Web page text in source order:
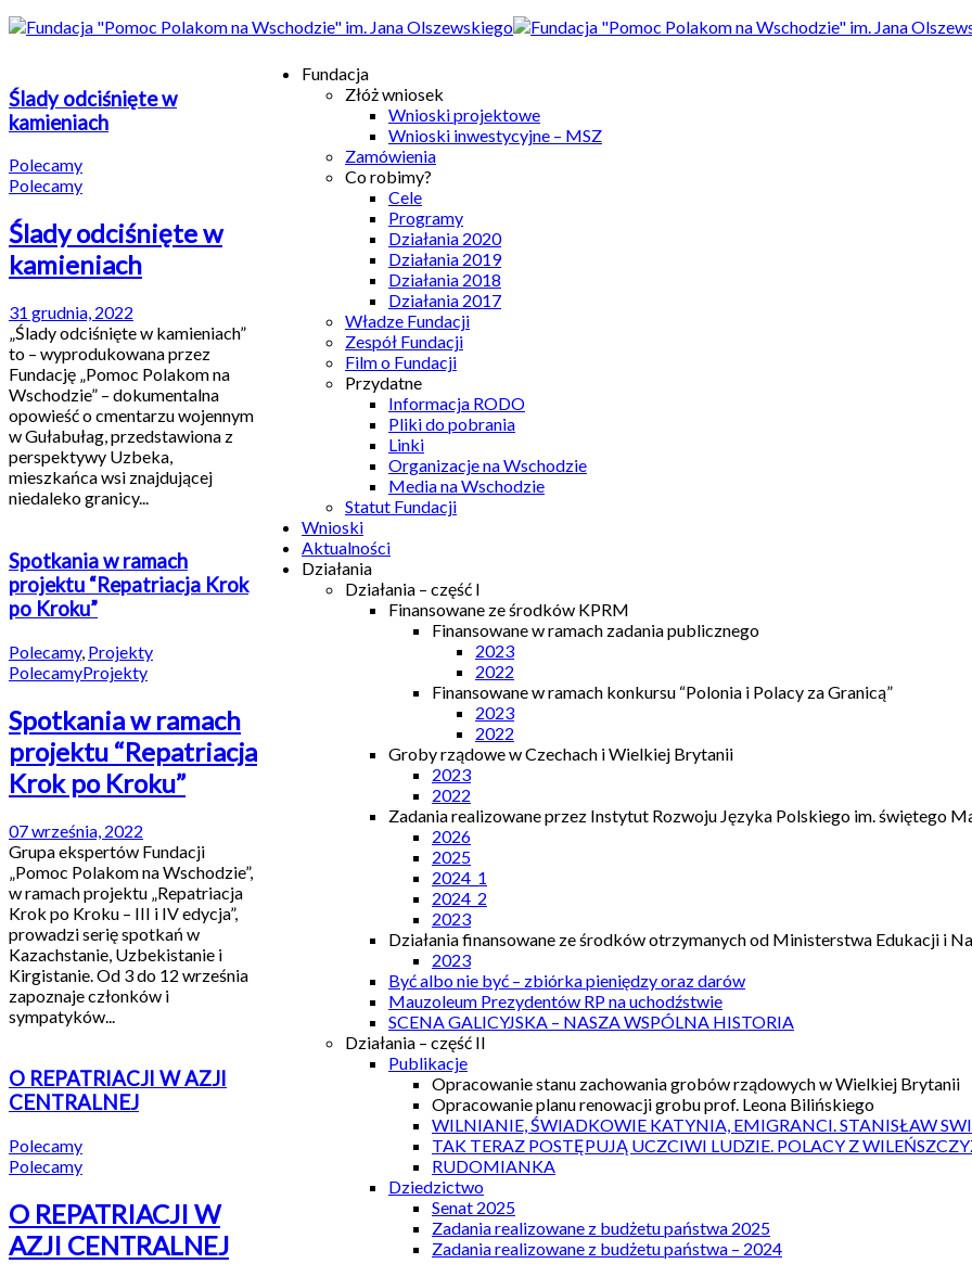
Fundacja
Złóż wniosek
Wnioski projektowe
Wnioski inwestycyjne – MSZ
Zamówienia
Co robimy?
Cele
Programy
Działania 2020
Działania 2019
Działania 2018
Działania 2017
Władze Fundacji
Zespół Fundacji
Film o Fundacji
Przydatne
Informacja RODO
Pliki do pobrania
Linki
Organizacje na Wschodzie
Media na Wschodzie
Statut Fundacji
Wnioski
Aktualności
Działania
Działania – część I
Finansowane ze środków KPRM
Finansowane w ramach zadania publicznego
2023
2022
Finansowane w ramach konkursu “Polonia i Polacy za Granicą”
2023
2022
Groby rządowe w Czechach i Wielkiej Brytanii
2023
2022
Zadania realizowane przez Instytut Rozwoju Języka Polskiego im. świętego
2026
2025
2024_1
2024_2
2023
Działania finansowane ze środków otrzymanych od Ministerstwa Edukacji i
2023
Być albo nie być – zbiórka pieniędzy oraz darów
Mauzoleum Prezydentów RP na uchodźstwie
SCENA GALICYJSKA – NASZA WSPÓLNA HISTORIA
Działania – część II
Publikacje
Opracowanie stanu zachowania grobów rządowych w Wielkiej Brytanii
Opracowanie planu renowacji grobu prof. Leona Bilińskiego
WILNIANIE, ŚWIADKOWIE KATYNIA, EMIGRANCI. STANISŁAW
TAK TERAZ POSTĘPUJĄ UCZCIWI LUDZIE. POLACY Z
RUDOMIANKA
Dziedzictwo
Senat 2025
Zadania realizowane z budżetu państwa 2025
Zadania realizowane z budżetu państwa – 2024
Ślady odciśnięte w
kamieniach
Polecamy
Polecamy
Ślady odciśnięte w
kamieniach
31 grudnia, 2022
„Ślady odciśnięte w kamieniach”
to – wyprodukowana przez
Fundację „Pomoc Polakom na
Wschodzie” – dokumentalna
opowieść o cmentarzu wojennym
w Gułabułag, przedstawiona z
perspektywy Uzbeka,
mieszkańca wsi znajdującej
niedaleko granicy...
Spotkania w ramach
projektu “Repatriacja Krok
po Kroku”
Polecamy, Projekty
PolecamyProjekty
Spotkania w ramach
projektu “Repatriacja
Krok po Kroku”
07 września, 2022
Grupa ekspertów Fundacji
„Pomoc Polakom na Wschodzie”,
w ramach projektu „Repatriacja
Krok po Kroku – III i IV edycja”,
prowadzi serię spotkań w
Kazachstanie, Uzbekistanie i
Kirgistanie. Od 3 do 12 września
zapoznaje członków i
sympatyków...
O REPATRIACJI W AZJI
CENTRALNEJ
Polecamy
Polecamy
O REPATRIACJI W
AZJI CENTRALNEJ